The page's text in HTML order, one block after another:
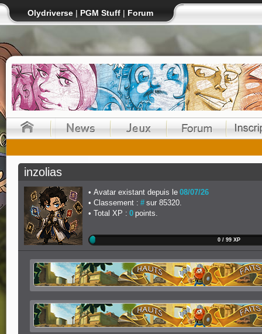
Olydriverse | PGM Stuff | Forum
inzolias
Avatar existant depuis le 08/07/26
Classement : # sur 85320.
Total XP : 0 points.
0 / 99 XP